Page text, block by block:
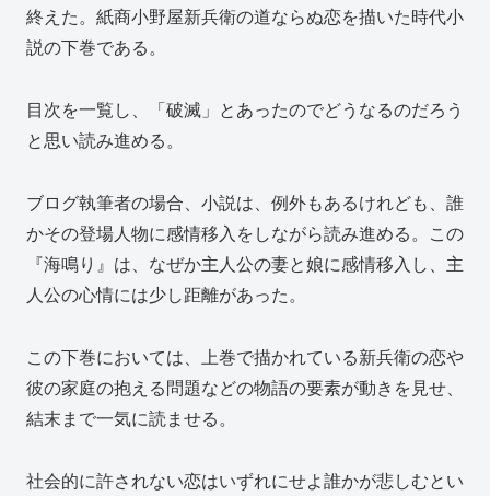
終えた。紙商小野屋新兵衛の道ならぬ恋を描いた時代小
説の下巻である。
目次を一覧し、「破滅」とあったのでどうなるのだろう
と思い読み進める。
ブログ執筆者の場合、小説は、例外もあるけれども、誰
かその登場人物に感情移入をしながら読み進める。この
『海鳴り』は、なぜか主人公の妻と娘に感情移入し、主
人公の心情には少し距離があった。
この下巻においては、上巻で描かれている新兵衛の恋や
彼の家庭の抱える問題などの物語の要素が動きを見せ、
結末まで一気に読ませる。
社会的に許されない恋はいずれにせよ誰かが悲しむとい